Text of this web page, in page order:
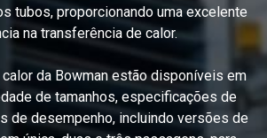
tubos, proporcionando uma excelente
na transferência de calor.
da Bowman estão disponíveis em
de tamanhos, especificações de
de desempenho, incluindo versões de